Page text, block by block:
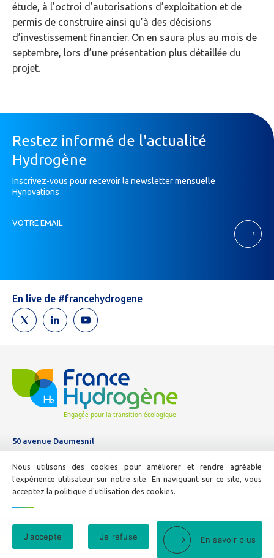
étude, à l’octroi d’autorisations d’exploitation et de
permis de construire ainsi qu’à des décisions
d’investissement financier. On en saura plus au mois de
septembre, lors d’une présentation plus détaillée du
projet.
Restez informé de l'actualité
Hydrogène
Inscrivez-vous pour recevoir la newsletter mensuelle
Hynovations
Newsletter
VOTRE EMAIL
Si
un
humain,
ne
remplissez
pas
En live de #francehydrogene
50 avenue Daumesnil
01 44 11 10 04
E-mail :
info@france-hydrogene.org
Mentions légales
Nous utilisons des cookies pour améliorer et rendre agréable
l'expérience utilisateur sur notre site. En naviguant sur ce site, vous
acceptez la politique d'utilisation des cookies.
J'accepte Je refuse En savoir plus